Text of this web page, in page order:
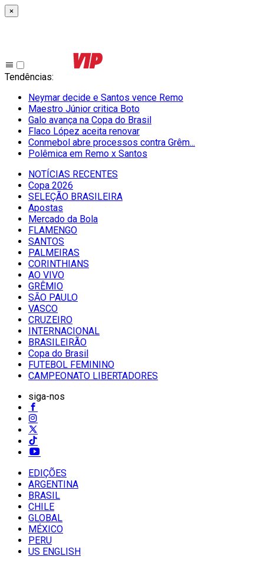
×
Tendências:
Neymar decide e Santos vence Remo
Maestro Júnior critica Boto
Galo avança na Copa do Brasil
Flaco López aceita renovar
Conmebol abre processos contra Grêm...
Polêmica em Remo x Santos
NOTÍCIAS RECENTES
Copa 2026
SELEÇÃO BRASILEIRA
Apostas
Mercado da Bola
FLAMENGO
SANTOS
PALMEIRAS
CORINTHIANS
AO VIVO
GRÊMIO
SĀO PAULO
VASCO
CRUZEIRO
INTERNACIONAL
BRASILEIRÃO
Copa do Brasil
FUTEBOL FEMININO
CAMPEONATO LIBERTADORES
siga-nos
EDIÇÕES
ARGENTINA
BRASIL
CHILE
GLOBAL
MÉXICO
PERU
US ENGLISH